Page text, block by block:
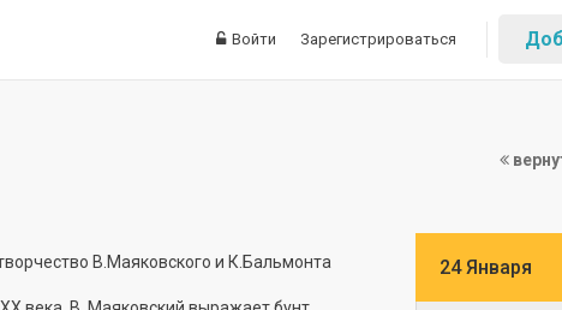
Войти Зарегистрироваться
В.Маяковского и К.Бальмонта
24 Января